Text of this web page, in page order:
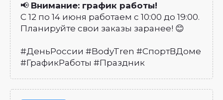
📢 Внимание: график работы!
С 12 по 14 июня работаем с 10:00 до 19:00.
Планируйте свои заказы заранее! 😊
#ДеньРоссии #BodyTren #СпортВДоме
#ГрафикРаботы #Праздник